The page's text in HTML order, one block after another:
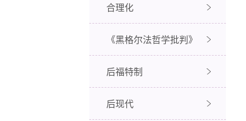
合理化
《黑格尔法哲学批判》
后福特制
后现代